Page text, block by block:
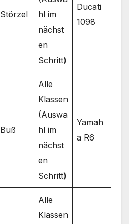
Störzel
hl im
nächst
en
Schritt)
Ducati
1098
Buß
Alle
Klassen
(Auswa
hl im
nächst
en
Schritt)
Yamah
a R6
Alle
Klassen